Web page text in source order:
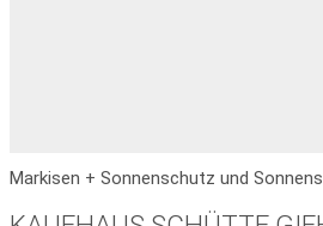
Markisen + Sonnenschutz und